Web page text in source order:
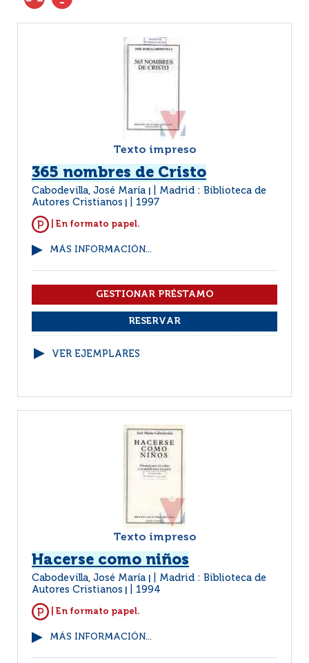
Texto impreso
365 nombres de Cristo
Cabodevilla, José María
Madrid : Biblioteca de
Autores Cristianos
1997
| En formato papel.
MÁS INFORMACIÓN...
VER EJEMPLARES
Texto impreso
Hacerse como niños
Cabodevilla, José María
Madrid : Biblioteca de
Autores Cristianos
1994
| En formato papel.
MÁS INFORMACIÓN...